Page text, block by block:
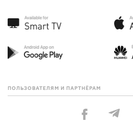
ПОЛЬЗОВАТЕЛЯМ И ПАРТНЁРАМ